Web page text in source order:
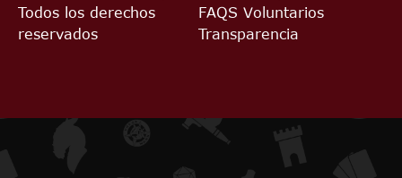
Todos los derechos
reservados
FAQS Voluntarios
Transparencia